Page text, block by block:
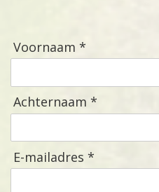
Voornaam *
Achternaam *
E-mailadres *